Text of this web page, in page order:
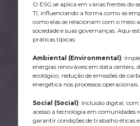
O ESG se aplica em várias frentes do
TI, influenciando a forma como as
como elas se relacionam com o meio
sociedade e suas governanças. Aqui
práticas típicas:
Ambiental (Environmental):
energias renováveis em data centers,
ecológico, redução de emissões de
energética nos processos operacionais.
Social (Social): Inclusão digital,
acesso à tecnologia em comunidades
garantir condições de trabalho éticas